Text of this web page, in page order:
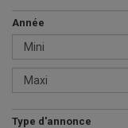
Année
Type d'annonce